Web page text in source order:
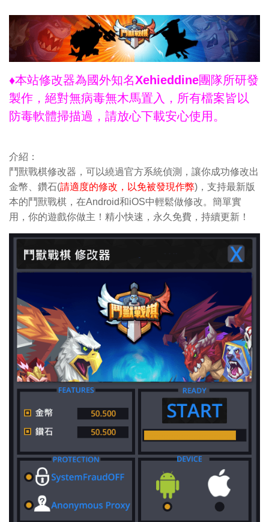
♦本站修改器為國外知名Xehieddine團隊所研發
製作，絕對無病毒無木馬置入，所有檔案皆以
防毒軟體掃描過，請放心下載安心使用。
介紹：
鬥獸戰棋修改器，可以繞過官方系統偵測，讓你成功修改出
金幣、鑽石(請適度的修改，以免被發現作弊)，支持最新版
本的鬥獸戰棋，在Android和iOS中輕鬆做修改。簡單實
用，你的遊戲你做主！精小快速，永久免費，持續更新！